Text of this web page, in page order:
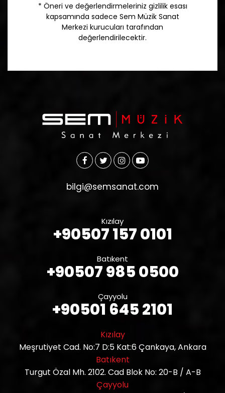
* Öneri ve değerlendirmeleriniz gizlilik esası
kapsamında sadece Sem Müzik Sanat
Merkezi kurucuları tarafından
değerlendirilecektir.
bilgi@semsanat.com
Kızılay
+90507 157 0101
Batıkent
+90507 985 0500
Çayyolu
+90501 645 2101
Kızılay
Meşrutiyet Cad. No:7 D:5 Kat:6 Çankaya, Ankara
Batıkent
Turgut Özal Mh. 2102. Cad Blok No: 20-B / A-B
Çayyolu